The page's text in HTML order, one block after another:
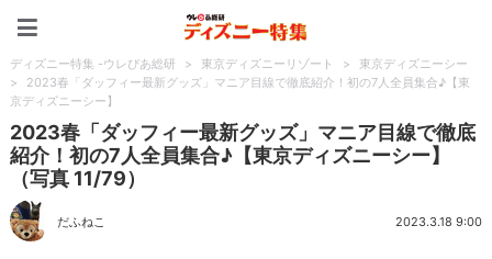
ディズニー特集 -ウレぴあ総研 > 東京ディズニーリゾート >
東京ディズニーシー
>
2023春「ダッフィー最新グッズ」マニア目線で徹底紹介！初の7人全員集合♪【東
京ディズニーシー】
2023春「ダッフィー最新グッズ」マニア目線で徹底
紹介！初の7人全員集合♪【東京ディズニーシー】
（写真 11/79）
だふねこ 2023.3.18 9:00